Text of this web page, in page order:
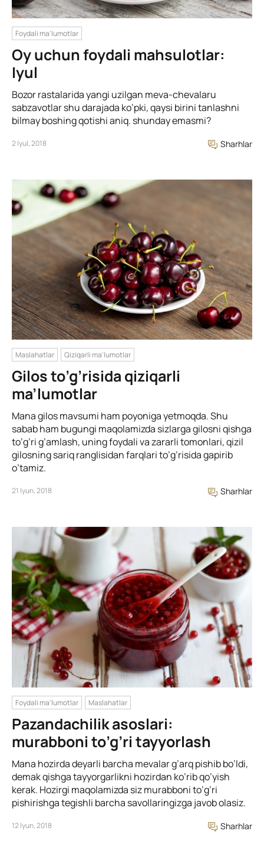
Foydali ma'lumotlar
Oy uchun foydali mahsulotlar:
Iyul
Bozor rastalarida yangi uzilgan meva-chevalaru
sabzavotlar shu darajada ko’pki, qaysi birini tanlashni
bilmay boshing qotishi aniq. shunday emasmi?
2 Iyul, 2018 Sharhlar
Maslahatlar Qiziqarli ma'lumotlar
Gilos to’g’risida qiziqarli
ma’lumotlar
Mana gilos mavsumi ham poyoniga yetmoqda. Shu
sabab ham bugungi maqolamizda sizlarga gilosni qishga
to’g’ri g’amlash, uning foydali va zararli tomonlari, qizil
gilosning sariq ranglisidan farqlari to’g’risida gapirib
o’tamiz.
21 Iyun, 2018 Sharhlar
Foydali ma'lumotlar Maslahatlar
Pazandachilik asoslari:
murabboni to’g’ri tayyorlash
Mana hozirda deyarli barcha mevalar g’arq pishib bo’ldi,
demak qishga tayyorgarlikni hozirdan ko’rib qo’yish
kerak. Hozirgi maqolamizda siz murabboni to’g’ri
pishirishga tegishli barcha savollaringizga javob olasiz.
12 Iyun, 2018 Sharhlar